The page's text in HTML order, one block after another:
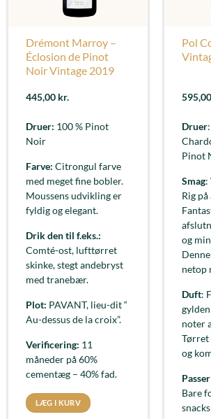
Drémont Marroy –
Éclosion de Pinot
Noir Vintage 2019
445,00 kr.
Druer: 100 % Pinot
Noir
Farve: Citrongul farve
med meget fine bobler.
Moussens udvikling er
fyldig og elegant.
Drik den til f.eks.:
Comté-ost, lufttørret
skinke, stegt andebryst
med tranebær.
Plot: PAVANT, lieu-dit “
Au-dessus de la croix”.
Verificering: 11
måneder på 60%
cementæg – 40% fad.
LÆG I KURV
Pol
595,00
Druer
Pinot
Smag:
Rig
og
netop
Duft:
noter
Tørret
og
Bare